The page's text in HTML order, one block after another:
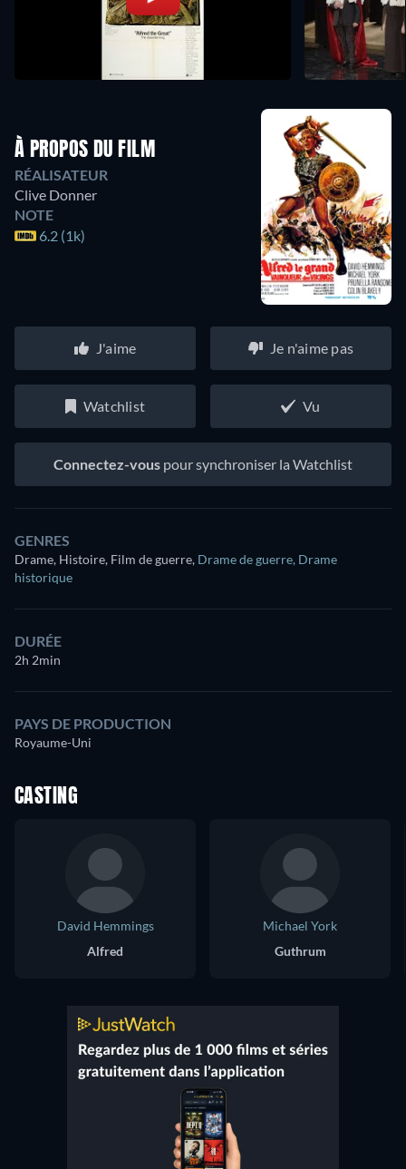
À PROPOS DU FILM
RÉALISATEUR
Clive Donner
NOTE
6.2 (1k)
J'aime Je n'aime pas
Watchlist Vu
Connectez-vous pour synchroniser la Watchlist
GENRES
Drame, Histoire, Film de guerre, Drame de guerre, Drame
historique
DURÉE
2h 2min
PAYS DE PRODUCTION
Royaume-Uni
CASTING
David Hemmings
Alfred
Michael York
Guthrum